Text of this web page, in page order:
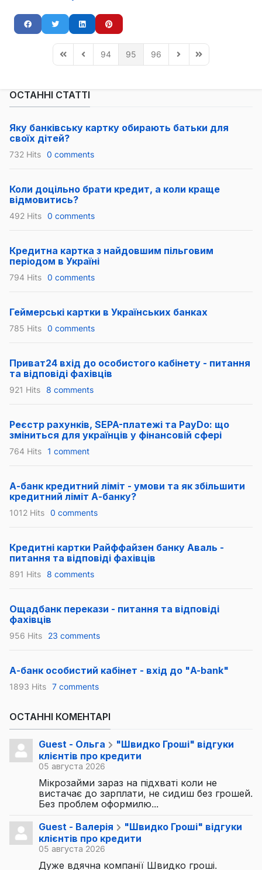
First PagePrevious Page
94 95 96 Next PageLast Page
ОСТАННІ СТАТТІ
Яку банківську картку обирають батьки для
своїх дітей?
732 Hits 0 comments
Коли доцільно брати кредит, а коли краще
відмовитись?
492 Hits 0 comments
Кредитна картка з найдовшим пільговим
періодом в Україні
794 Hits 0 comments
Геймерські картки в Українських банках
785 Hits 0 comments
Приват24 вхід до особистого кабінету - питання
та відповіді фахівців
921 Hits 8 comments
Реєстр рахунків, SEPA-платежі та PayDo: що
зміниться для українців у фінансовій сфері
764 Hits 1 comment
А-банк кредитний ліміт - умови та як збільшити
кредитний ліміт А-банку?
1012 Hits 0 comments
Кредитні картки Райффайзен банку Аваль -
питання та відповіді фахівців
891 Hits 8 comments
Ощадбанк перекази - питання та відповіді
фахівців
956 Hits 23 comments
А-банк особистий кабінет - вхід до "A-bank"
1893 Hits 7 comments
ОСТАННІ КОМЕНТАРІ
Guest - Ольга
"Швидко Гроші" відгуки
клієнтів про кредити
05 августа 2026
Мікрозайми зараз на підхваті коли не
вистачає до зарплати, не сидиш без грошей.
Без проблем оформилю...
Guest - Валерія
"Швидко Гроші" відгуки
клієнтів про кредити
05 августа 2026
Дуже вдячна компанії Швидко гроші.